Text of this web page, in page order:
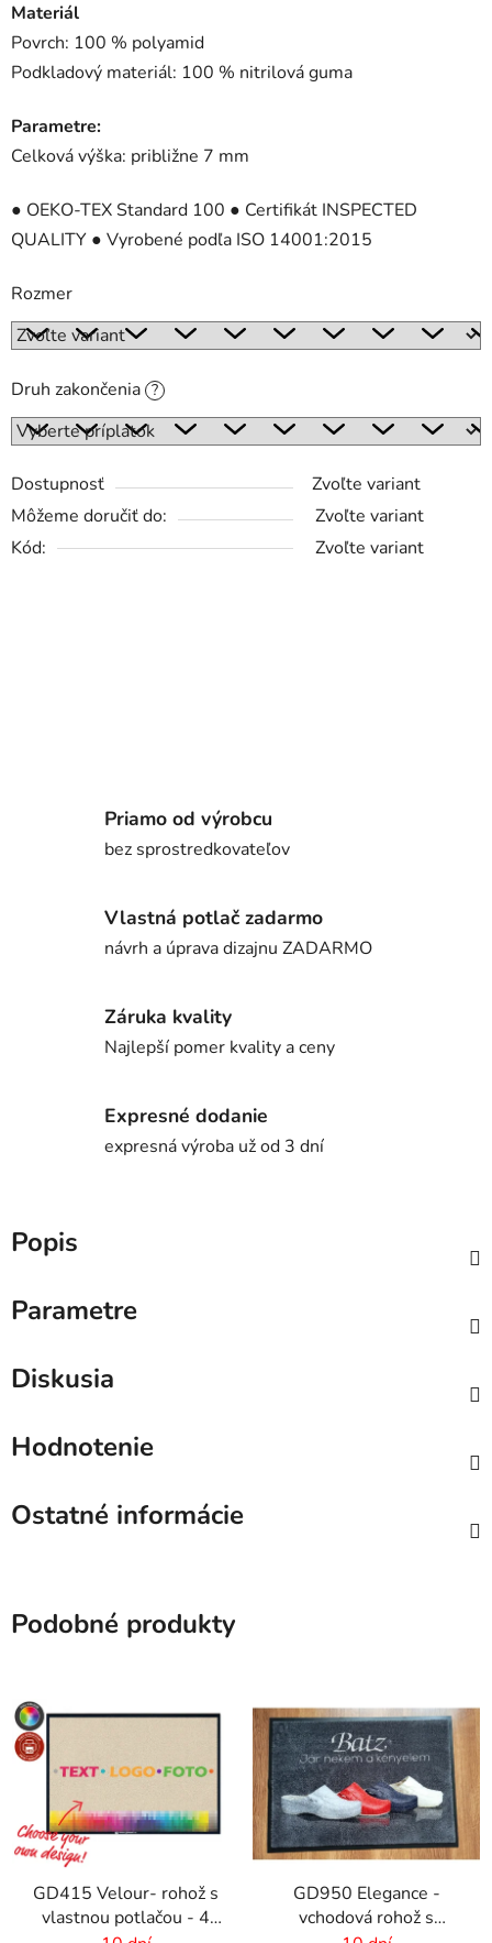
Materiál
Povrch: 100 % polyamid
Podkladový materiál: 100 % nitrilová guma
Parametre:
Celková výška: približne 7 mm
● OEKO-TEX Standard 100 ● Certifikát INSPECTED
QUALITY ● Vyrobené podľa ISO 14001:2015
Rozmer
Druh zakončenia ?
Dostupnosť
Zvoľte variant
Môžeme doručiť do:
Zvoľte variant
Kód:
Zvoľte variant
Priamo od výrobcu
bez sprostredkovateľov
Vlastná potlač zadarmo
návrh a úprava dizajnu ZADARMO
Záruka kvality
Najlepší pomer kvality a ceny
Expresné dodanie
expresná výroba už od 3 dní
Popis
Parametre
Diskusia
Hodnotenie
Ostatné informácie
Podobné produkty
GD415 Velour- rohož s
vlastnou potlačou - 4
GD950 Elegance -
vchodová rohož s